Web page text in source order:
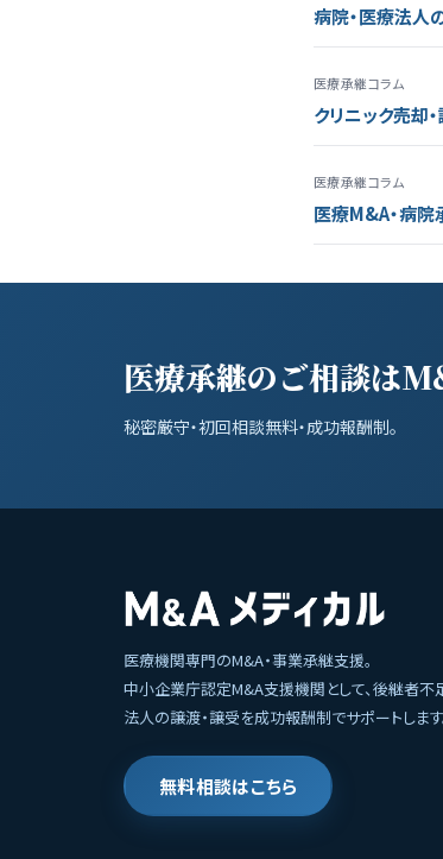
病院・医療法人
医療承継コラム
クリニック売却
医療承継コラム
医療M&A・病院
医療承継のご相談は
秘密厳守・初回相談無料・成功報酬制。
医療機関専門のM&A・事業承継支援。
中小企業庁認定M&A支援機関として、後継者不
法人の譲渡・譲受を成功報酬制でサポートします
無料相談はこちら